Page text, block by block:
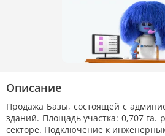
Описание
Продажа Базы, состоящей с
зданий. Площадь участка: 0,707 га.
секторе. Подключение к